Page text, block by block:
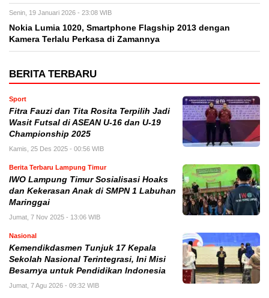
Senin, 19 Januari 2026 - 23:08 WIB
Nokia Lumia 1020, Smartphone Flagship 2013 dengan
Kamera Terlalu Perkasa di Zamannya
BERITA TERBARU
Sport
Fitra Fauzi dan Tita Rosita Terpilih Jadi
Wasit Futsal di ASEAN U-16 dan U-19
Championship 2025
Kamis, 25 Des 2025 - 00:56 WIB
Berita Terbaru Lampung Timur
IWO Lampung Timur Sosialisasi Hoaks
dan Kekerasan Anak di SMPN 1 Labuhan
Maringgai
Jumat, 7 Nov 2025 - 13:06 WIB
Nasional
Kemendikdasmen Tunjuk 17 Kepala
Sekolah Nasional Terintegrasi, Ini Misi
Besarnya untuk Pendidikan Indonesia
Jumat, 7 Agu 2026 - 09:32 WIB